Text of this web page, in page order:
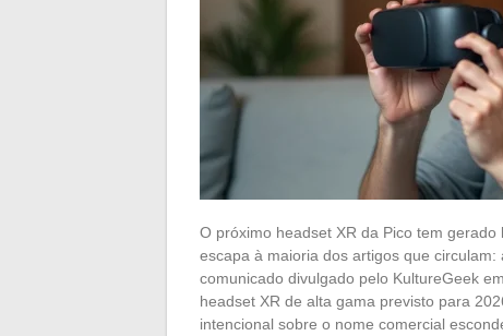
O próximo headset XR da Pico tem
escapa à maioria dos artigos que circulam:
comunicado divulgado pelo KultureGeek
headset XR de alta gama previsto para
intencional sobre o nome comercial